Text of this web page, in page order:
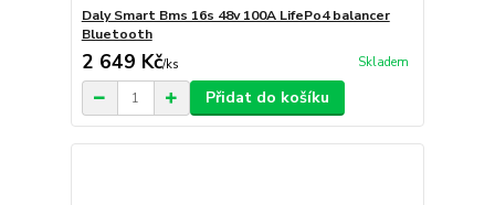
Daly Smart Bms 16s 48v 100A LifePo4 balancer
Bluetooth
2 649 Kč/ks Skladem
Přidat do košíku